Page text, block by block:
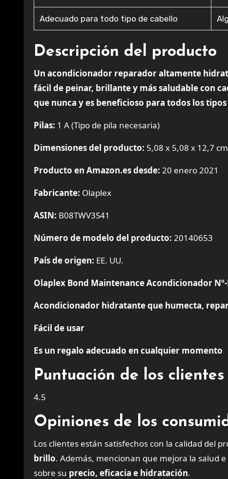
Adecuado para todo tipo de cabello
Descripción del producto
Un acondicionador reparador altamente
fácil de peinar, brillante y más saludable con
que nunca y es beneficioso para todos los
Pilas: 1 A (Tipo de pila necesaria)
Dimensiones del producto: 5,08 x 5,08 x 12,7
Producto en Amazon.es desde: 20 enero 2021
Fabricante: Olaplex
ASIN: B08TWV3S41
Número de modelo del producto: 20140653
País de origen: EE. UU.
Olaplex Bond Maintenance Acondicionador
Acondicionador hidratante que humecta,
Fácil de usar
Es un regalo adecuado en cualquier momento
Puntuación de los
4.5
Opiniones de los
Los clientes están satisfechos con la calidad del
brillo. Además, mencionan que mejora la salud
sobre su precio, eficacia e hidratación.